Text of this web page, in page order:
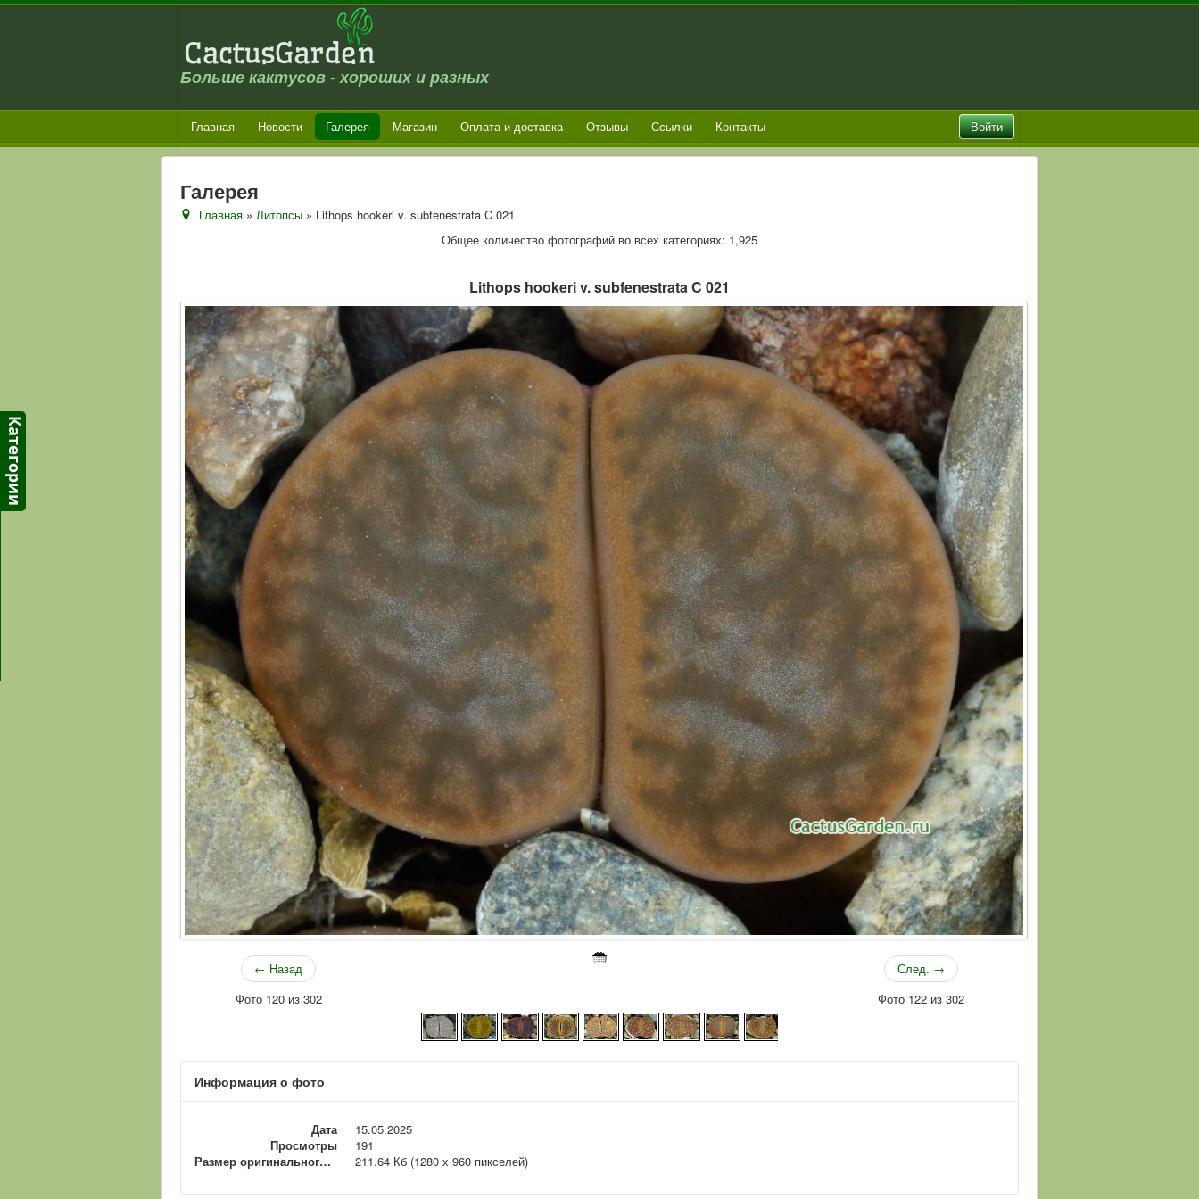
Больше кактусов - хороших и разных
Войти
Главная Новости Галерея Магазин Оплата и доставка Отзывы Ссылки Контакты
Галерея
Главная »Литопсы » Lithops hookeri v. subfenestrata C 021
Общее количество фотографий во всех категориях: 1,925
Lithops hookeri v. subfenestrata C 021
← Назад
Фото 120 из 302
След. →
Фото 122 из 302
Информация о фото
Дата
15.05.2025
Просмотры
191
Размер оригинального файла
211.64 Кб (1280 x 960 пикселей)